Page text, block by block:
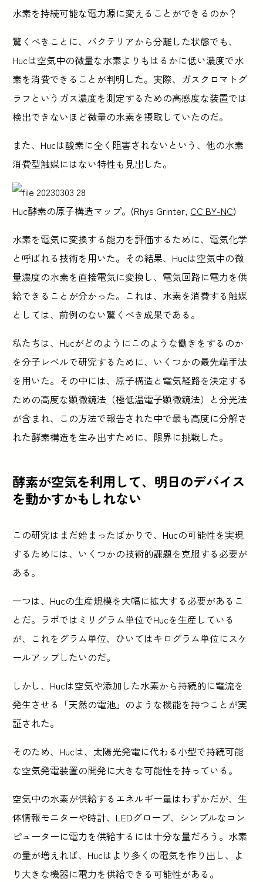
水素を持続可能な電力源に変えることができるのか？
驚くべきことに、バクテリアから分離した状態でも、
Hucは空気中の微量な水素よりもはるかに低い濃度で水
素を消費できることが判明した。実際、ガスクロマトグ
ラフというガス濃度を測定するための高感度な装置では
検出できないほど微量の水素を摂取していたのだ。
また、Hucは酸素に全く阻害されないという、他の水素
消費型触媒にはない特性も見出した。
Huc酵素の原子構造マップ。(Rhys Grinter, CC BY-NC)
水素を電気に変換する能力を評価するために、電気化学
と呼ばれる技術を用いた。その結果、Hucは空気中の微
量濃度の水素を直接電気に変換し、電気回路に電力を供
給できることが分かった。これは、水素を消費する触媒
としては、前例のない驚くべき成果である。
私たちは、Hucがどのようにこのような働きをするのか
を分子レベルで研究するために、いくつかの最先端手法
を用いた。その中には、原子構造と電気経路を決定する
ための高度な顕微鏡法（極低温電子顕微鏡法）と分光法
が含まれ、この方法で報告された中で最も高度に分解さ
れた酵素構造を生み出すために、限界に挑戦した。
酵素が空気を利用して、明日のデバイス
を動かすかもしれない
この研究はまだ始まったばかりで、Hucの可能性を実現
するためには、いくつかの技術的課題を克服する必要が
ある。
一つは、Hucの生産規模を大幅に拡大する必要があるこ
とだ。ラボではミリグラム単位でHucを生産している
が、これをグラム単位、ひいてはキログラム単位にスケ
ールアップしたいのだ。
しかし、Hucは空気や添加した水素から持続的に電流を
発生させる「天然の電池」のような機能を持つことが実
証された。
そのため、Hucは、太陽光発電に代わる小型で持続可能
な空気発電装置の開発に大きな可能性を持っている。
空気中の水素が供給するエネルギー量はわずかだが、生
体情報モニターや時計、LEDグローブ、シンプルなコン
ピューターに電力を供給するには十分な量だろう。水素
の量が増えれば、Hucはより多くの電気を作り出し、よ
り大きな機器に電力を供給できる可能性がある。